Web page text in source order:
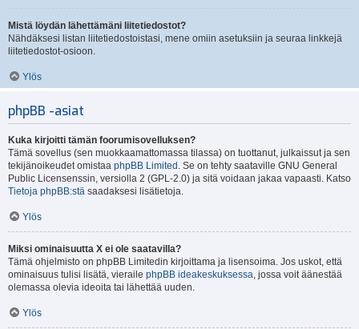
Mistä löydän lähettämäni liitetiedostot?
Nähdäksesi listan liitetiedostoistasi, mene omiin asetuksiin ja seuraa linkkejä
liitetiedostot-osioon.
Ylös
phpBB -asiat
Kuka kirjoitti tämän foorumisovelluksen?
Tämä sovellus (sen muokkaamattomassa tilassa) on tuottanut, julkaissut ja sen
tekijänoikeudet omistaa phpBB Limited . Se on tehty saataville GNU General
Public Licensenssin, versiolla 2 (GPL-2.0) ja sitä voidaan jakaa vapaasti. Katso
Tietoja phpBB:stä saadaksesi lisätietoja.
Ylös
Miksi ominaisuutta X ei ole saatavilla?
Tämä ohjelmisto on phpBB Limitedin kirjoittama ja lisensoima. Jos uskot, että
ominaisuus tulisi lisätä, vieraile phpBB ideakeskuksessa, jossa voit äänestää
olemassa olevia ideoita tai lähettää uuden.
Ylös